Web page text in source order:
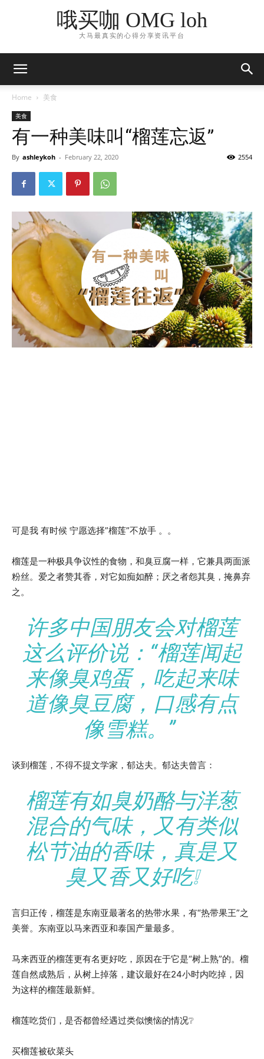
哦买咖 OMG loh
大马最真实的心得分享资讯平台
Home 美食
美食
有一种美味叫“榴莲忘返”
By ashleykoh - February 22, 2020 2554
可是我 有时候 宁愿选择”榴莲”不放手 。。
榴莲是一种极具争议性的食物，和臭豆腐一样，它兼具两面派
粉丝。爱之者赞其香，对它如痴如醉；厌之者怨其臭，掩鼻弃
之。
许多中国朋友会对榴莲
这么评价说：“榴莲闻起
来像臭鸡蛋，吃起来味
道像臭豆腐，口感有点
像雪糕。”
谈到榴莲，不得不提文学家，郁达夫。郁达夫曾言：
榴莲有如臭奶酪与洋葱
混合的气味，又有类似
松节油的香味，真是又
臭又香又好吃❕
言归正传，榴莲是东南亚最著名的热带水果，有“热带果王”之
美誉。东南亚以马来西亚和泰国产量最多。
马来西亚的榴莲更有名更好吃，原因在于它是“树上熟”的。榴
莲自然成熟后，从树上掉落，建议最好在24小时内吃掉，因
为这样的榴莲最新鲜。
榴莲吃货们，是否都曾经遇过类似懊恼的情况❔
买榴莲被砍菜头